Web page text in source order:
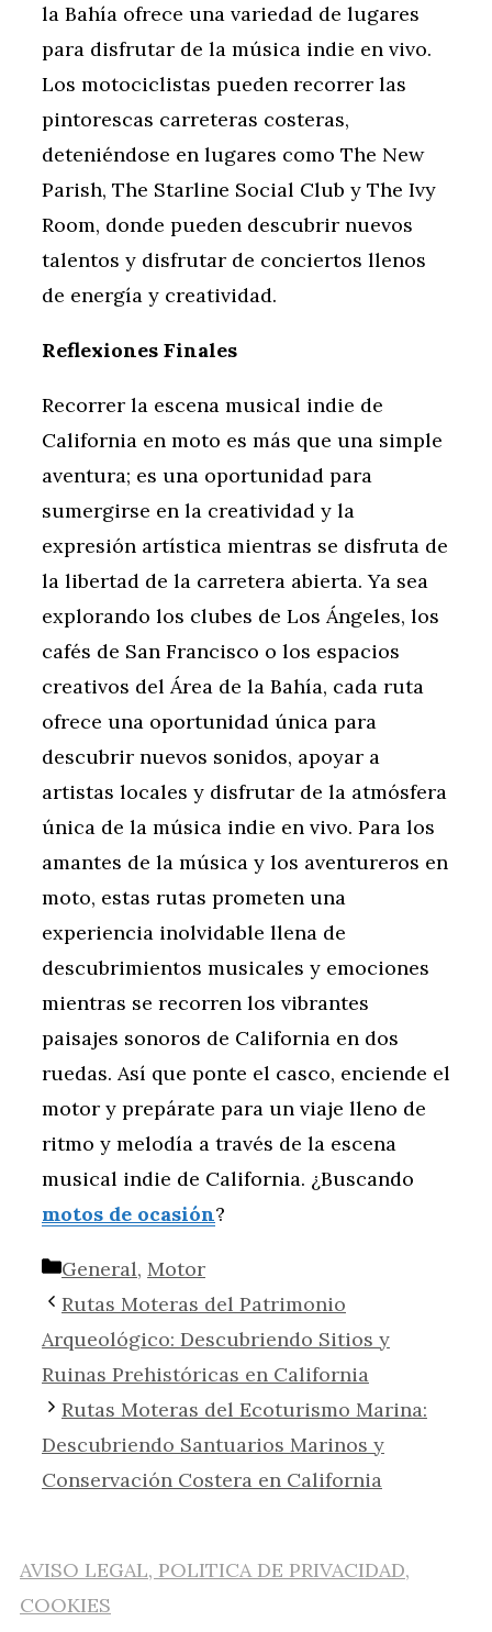
la Bahía ofrece una variedad de lugares
para disfrutar de la música indie en vivo.
Los motociclistas pueden recorrer las
pintorescas carreteras costeras,
deteniéndose en lugares como The New
Parish, The Starline Social Club y The Ivy
Room, donde pueden descubrir nuevos
talentos y disfrutar de conciertos llenos
de energía y creatividad.
Reflexiones Finales
Recorrer la escena musical indie de
California en moto es más que una simple
aventura; es una oportunidad para
sumergirse en la creatividad y la
expresión artística mientras se disfruta de
la libertad de la carretera abierta. Ya sea
explorando los clubes de Los Ángeles, los
cafés de San Francisco o los espacios
creativos del Área de la Bahía, cada ruta
ofrece una oportunidad única para
descubrir nuevos sonidos, apoyar a
artistas locales y disfrutar de la atmósfera
única de la música indie en vivo. Para los
amantes de la música y los aventureros en
moto, estas rutas prometen una
experiencia inolvidable llena de
descubrimientos musicales y emociones
mientras se recorren los vibrantes
paisajes sonoros de California en dos
ruedas. Así que ponte el casco, enciende el
motor y prepárate para un viaje lleno de
ritmo y melodía a través de la escena
musical indie de California. ¿Buscando
motos de ocasión?
Categorías
General, Motor
Rutas Moteras del Patrimonio
Arqueológico: Descubriendo Sitios y
Ruinas Prehistóricas en California
Rutas Moteras del Ecoturismo Marina:
Descubriendo Santuarios Marinos y
Conservación Costera en California
AVISO LEGAL, POLITICA DE PRIVACIDAD,
COOKIES